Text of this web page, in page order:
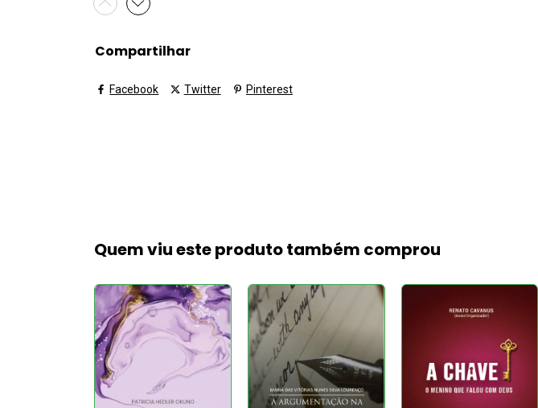
Compartilhar
Facebook Twitter Pinterest
Quem viu este produto também comprou